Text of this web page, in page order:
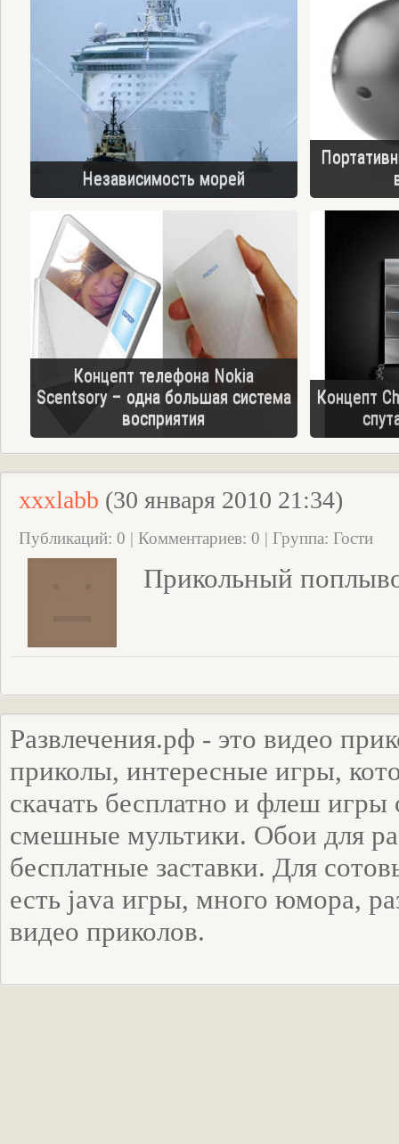
Независимость морей
Концепт телефона Nokia
Scentsory – одна большая система
восприятия
Концепт
xxxlabb (30 января 2010 21:34)
Публикаций: 0 | Комментариев: 0 | Группа: Гости
Прикольный
Развлечения.рф - это видео
приколы, интересные игры,
скачать бесплатно и флеш игры
смешные мультики. Обои для
бесплатные заставки. Для
есть java игры, много юмора,
видео приколов.